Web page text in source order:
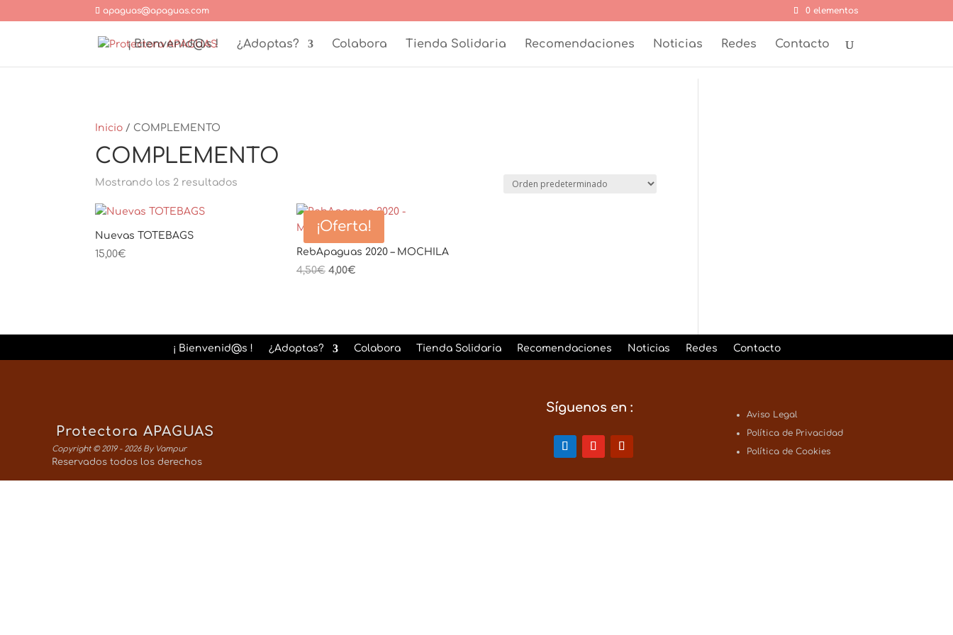
apaguas@apaguas.com 0 elementos
¡ Bienvenid@s ! ¿Adoptas? Colabora Tienda Solidaria Recomendaciones Noticias Redes Contacto
Inicio / COMPLEMENTO
COMPLEMENTO
Mostrando los 2 resultados
Nuevas TOTEBAGS
15,00€
¡Oferta!
RebApaguas 2020 – MOCHILA
4,50€ El
4,50€.
4,00€El
4,00€.
¡ Bienvenid@s !
¿Adoptas? Colabora Tienda Solidaria Recomendaciones Noticias Redes Contacto
Protectora APAGUAS
Copyright © 2019 - 2026 By Vampur
Reservados todos los derechos
Síguenos en :
Aviso Legal
Política de Privacidad
Política de Cookies